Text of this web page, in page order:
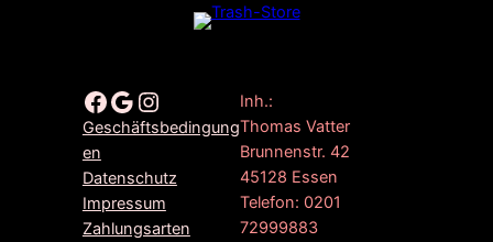
Facebook Google Instagram
Geschäftsbedingung
en
Datenschutz
Impressum
Zahlungsarten
Inh.:
Thomas Vatter
Brunnenstr. 42
45128 Essen
Telefon: 0201
72999883